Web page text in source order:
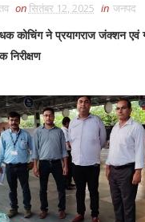
onसितंबर 12, 2025 in जनपद
कोचिंग ने प्रयागराज जंक्शन एवं